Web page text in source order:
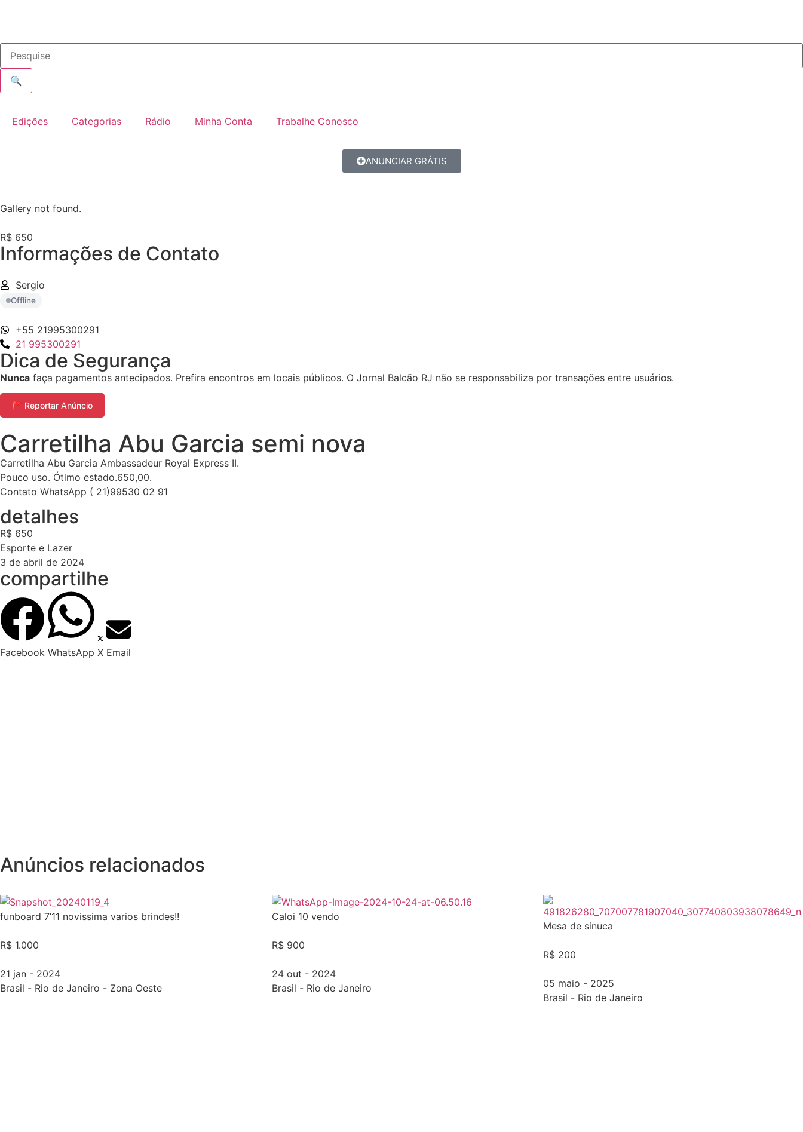
🔍
Edições Categorias Rádio Minha Conta Trabalhe Conosco
ANUNCIAR GRÁTIS
Gallery not found.
R$ 650
Informações de Contato
Sergio
Offline
+55 21995300291
21 995300291
Dica de Segurança
Nunca faça pagamentos antecipados. Prefira encontros em locais públicos. O Jornal Balcão RJ não se responsabiliza por transações entre usuários.
🚩 Reportar Anúncio
Carretilha Abu Garcia semi nova
Carretilha Abu Garcia Ambassadeur Royal Express II.
Pouco uso. Ótimo estado.650,00.
Contato WhatsApp ( 21)99530 02 91
detalhes
R$ 650
Esporte e Lazer
3 de abril de 2024
compartilhe
Facebook WhatsApp X Email
Anúncios relacionados
funboard 7’11 novissima varios brindes!!
R$ 1.000
21 jan - 2024
Brasil - Rio de Janeiro - Zona Oeste
Caloi 10 vendo
R$ 900
24 out - 2024
Brasil - Rio de Janeiro
Mesa de sinuca
R$ 200
05 maio - 2025
Brasil - Rio de Janeiro